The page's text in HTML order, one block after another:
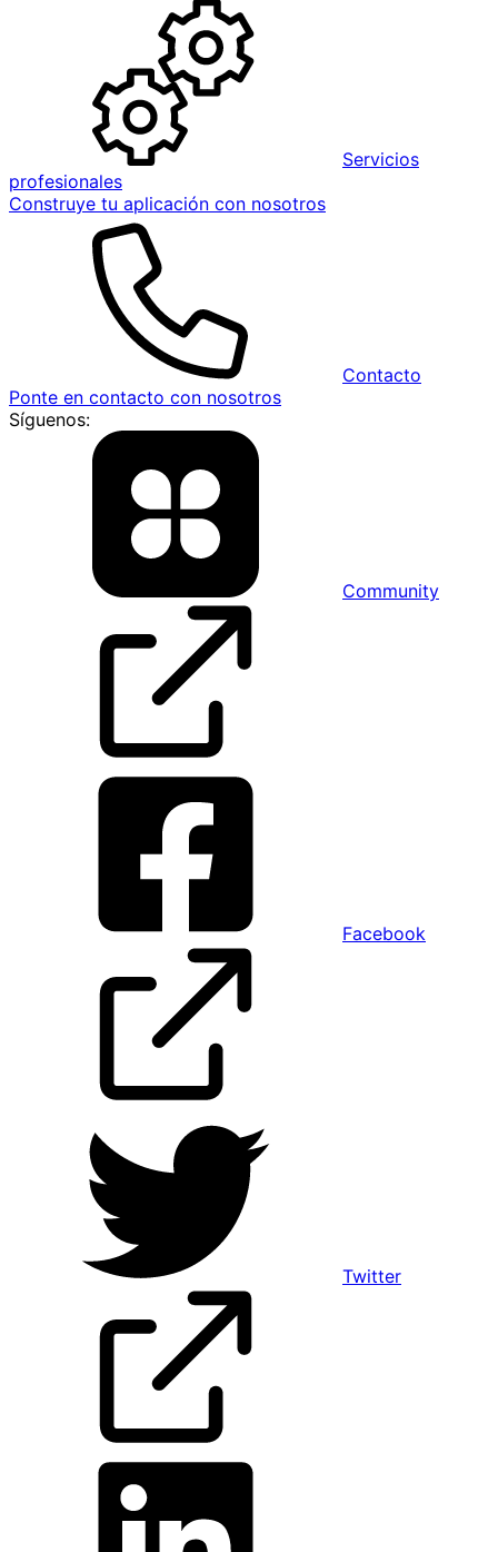
Servicios
profesionales
Construye tu aplicación con nosotros
Contacto
Ponte en contacto con nosotros
Síguenos:
Community
Facebook
Twitter